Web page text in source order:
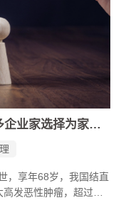
健康管理与服务，为什么越来越多企业家选择为家庭建立专属保障体系？
，享年68岁，我国结直
发恶性肿瘤，超过